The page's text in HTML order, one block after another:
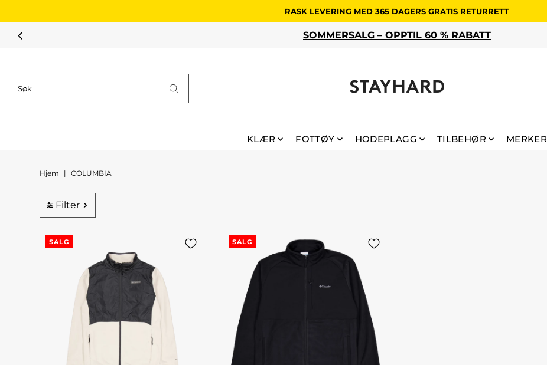
RASK LEVERING MED 365 DAGERS GRATIS RETURRETT
SOMMERSALG – OPPTIL 60 % RABATT
KLÆR FOTTØY HODEPLAGG TILBEHØR MERKER
Hjem | COLUMBIA
Filter
SALG SALG